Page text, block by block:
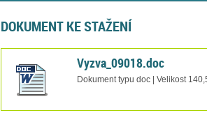
DOKUMENT KE STAŽENÍ
Vyzva_09018.doc
Dokument typu doc | Velikost